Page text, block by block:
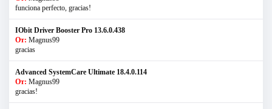
funciona perfecto, gracias!
IObit Driver Booster Pro 13.6.0.438
От: Magnus99
gracias
Advanced SystemCare Ultimate 18.4.0.114
От: Magnus99
gracias!